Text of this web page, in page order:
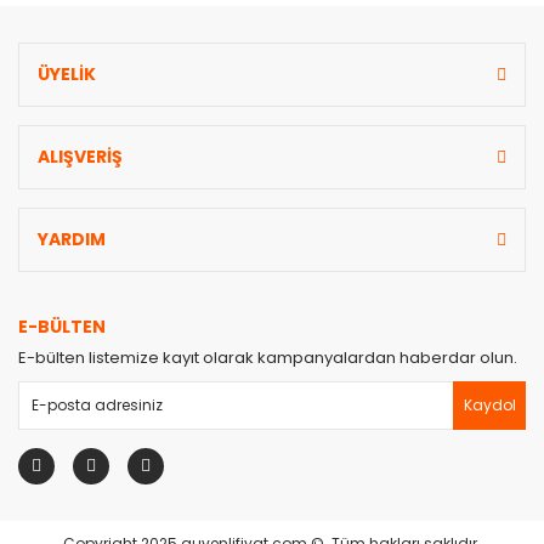
ÜYELİK
ALIŞVERİŞ
YARDIM
E-BÜLTEN
E-bülten listemize kayıt olarak kampanyalardan haberdar olun.
Kaydol